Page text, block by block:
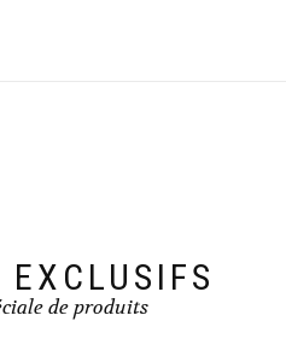
EXCLUSIFS
de produits